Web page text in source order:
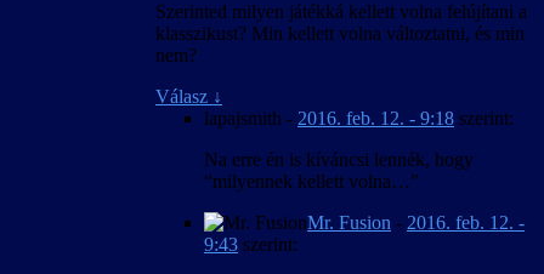
Szerinted milyen játékká kellett volna felújítani a
klasszikust? Min kellett volna változtatni, és min
nem?
Válasz ↓
lapajsmith - 2016. feb. 12. - 9:18 szerint:
Na erre én is kíváncsi lennék, hogy
“milyennek kellett volna…”
Mr. Fusion - 2016. feb. 12. -
9:43 szerint: